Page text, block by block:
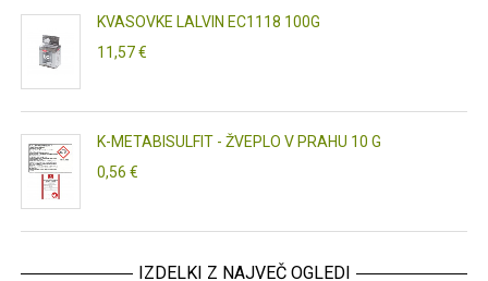
KVASOVKE LALVIN EC1118 100G
11,57 €
K-METABISULFIT - ŽVEPLO V PRAHU 10 G
0,56 €
IZDELKI Z NAJVEČ OGLEDI